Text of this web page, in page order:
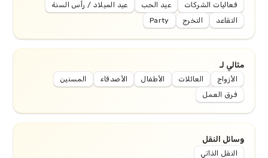
فعاليات الشركات
عيد الحب
عيد الميلاد / رأس السنة
التقاعد
التخرج Party
مثالي لـ
الأزواج العائلات الأطفال الأصدقاء
المسنين
فرق العمل
وسائل النقل
النقل الذاتي